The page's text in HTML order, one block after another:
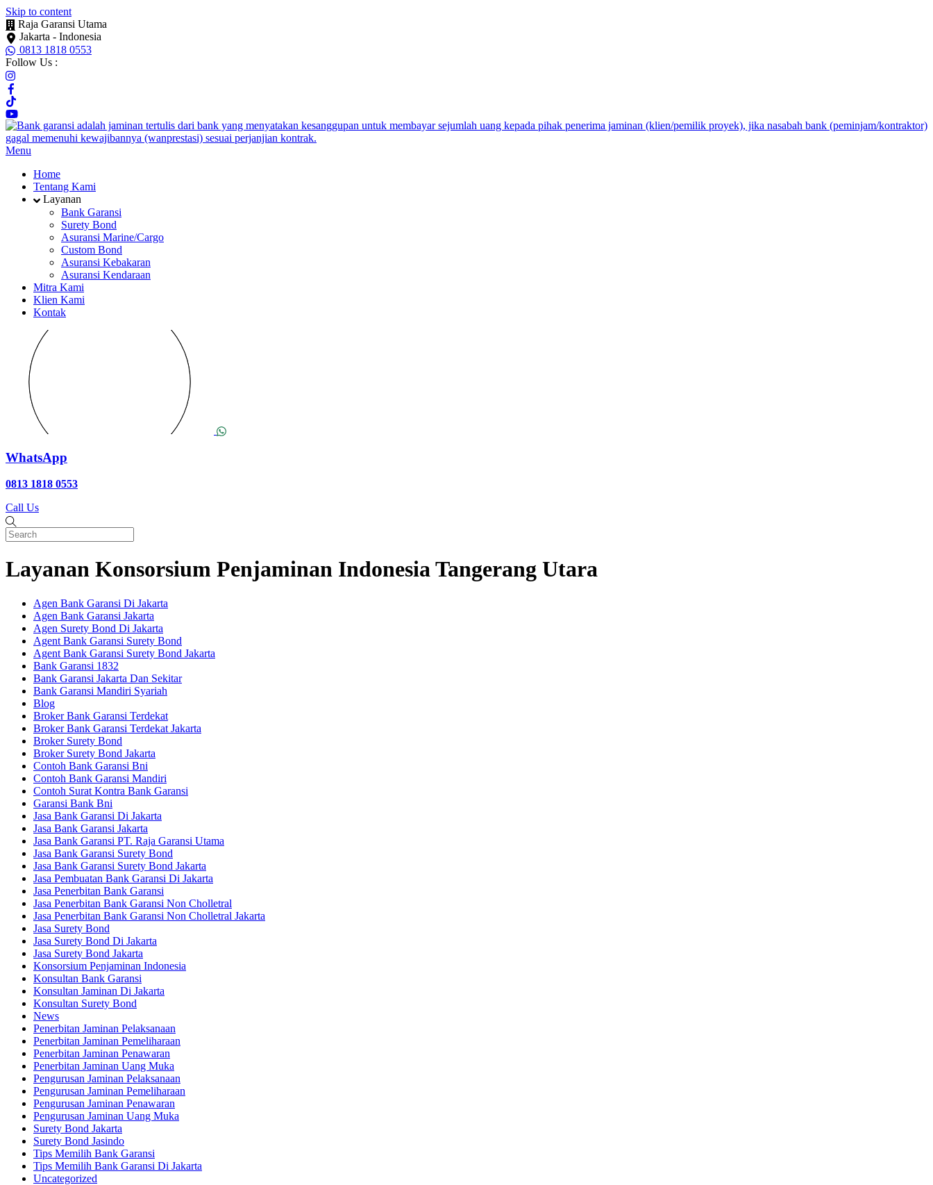
Skip to content
Raja Garansi Utama
Jakarta - Indonesia
0813 1818 0553
Follow Us :
Menu
Home
Tentang Kami
Layanan
Bank Garansi
Surety Bond
Asuransi Marine/Cargo
Custom Bond
Asuransi Kebakaran
Asuransi Kendaraan
Mitra Kami
Klien Kami
Kontak
WhatsApp
0813 1818 0553
Call Us
Layanan Konsorsium Penjaminan Indonesia Tangerang Utara
Agen Bank Garansi Di Jakarta
Agen Bank Garansi Jakarta
Agen Surety Bond Di Jakarta
Agent Bank Garansi Surety Bond
Agent Bank Garansi Surety Bond Jakarta
Bank Garansi 1832
Bank Garansi Jakarta Dan Sekitar
Bank Garansi Mandiri Syariah
Blog
Broker Bank Garansi Terdekat
Broker Bank Garansi Terdekat Jakarta
Broker Surety Bond
Broker Surety Bond Jakarta
Contoh Bank Garansi Bni
Contoh Bank Garansi Mandiri
Contoh Surat Kontra Bank Garansi
Garansi Bank Bni
Jasa Bank Garansi Di Jakarta
Jasa Bank Garansi Jakarta
Jasa Bank Garansi PT. Raja Garansi Utama
Jasa Bank Garansi Surety Bond
Jasa Bank Garansi Surety Bond Jakarta
Jasa Pembuatan Bank Garansi Di Jakarta
Jasa Penerbitan Bank Garansi
Jasa Penerbitan Bank Garansi Non Cholletral
Jasa Penerbitan Bank Garansi Non Cholletral Jakarta
Jasa Surety Bond
Jasa Surety Bond Di Jakarta
Jasa Surety Bond Jakarta
Konsorsium Penjaminan Indonesia
Konsultan Bank Garansi
Konsultan Jaminan Di Jakarta
Konsultan Surety Bond
News
Penerbitan Jaminan Pelaksanaan
Penerbitan Jaminan Pemeliharaan
Penerbitan Jaminan Penawaran
Penerbitan Jaminan Uang Muka
Pengurusan Jaminan Pelaksanaan
Pengurusan Jaminan Pemeliharaan
Pengurusan Jaminan Penawaran
Pengurusan Jaminan Uang Muka
Surety Bond Jakarta
Surety Bond Jasindo
Tips Memilih Bank Garansi
Tips Memilih Bank Garansi Di Jakarta
Uncategorized